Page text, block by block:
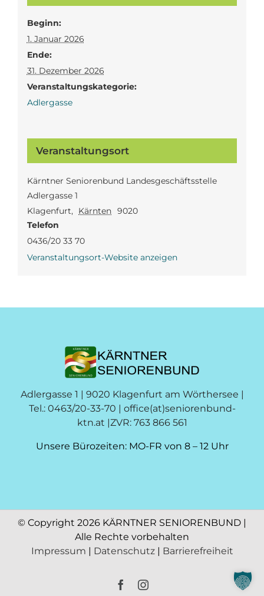
Beginn:
1. Januar 2026
Ende:
31. Dezember 2026
Veranstaltungskategorie:
Adlergasse
Veranstaltungsort
Kärntner Seniorenbund Landesgeschäftsstelle
Adlergasse 1
Klagenfurt, Kärnten 9020
Telefon
0436/20 33 70
Veranstaltungsort-Website anzeigen
Adlergasse 1 | 9020 Klagenfurt am Wörthersee |
Tel.: 0463/20-33-70 | office(at)seniorenbund-
ktn.at |ZVR: 763 866 561
Unsere Bürozeiten: MO-FR von 8 – 12 Uhr
© Copyright 2026 KÄRNTNER SENIORENBUND |
Alle Rechte vorbehalten
Impressum | Datenschutz | Barrierefreiheit
FacebookInstagram